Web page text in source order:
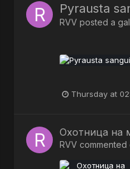
Pyrausta
RVV posted a
Thursday at
Охотница на
RVV commented